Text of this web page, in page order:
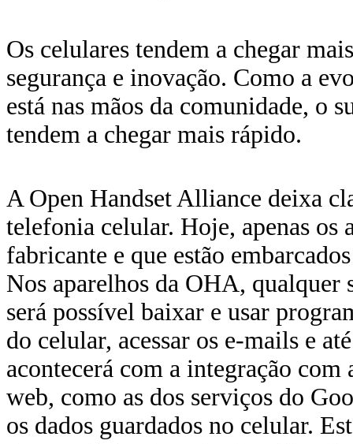
Os celulares tendem a chegar
segurança e inovação. Como a
está nas mãos da comunidade, o
tendem a chegar mais rápido.
A Open Handset Alliance deixa
telefonia celular. Hoje, apenas
fabricante e que estão
Nos aparelhos da OHA,
será possível baixar e usar
do celular, acessar os e-mails e
acontecerá com a integração
web, como as dos serviços do
os dados guardados no celular.